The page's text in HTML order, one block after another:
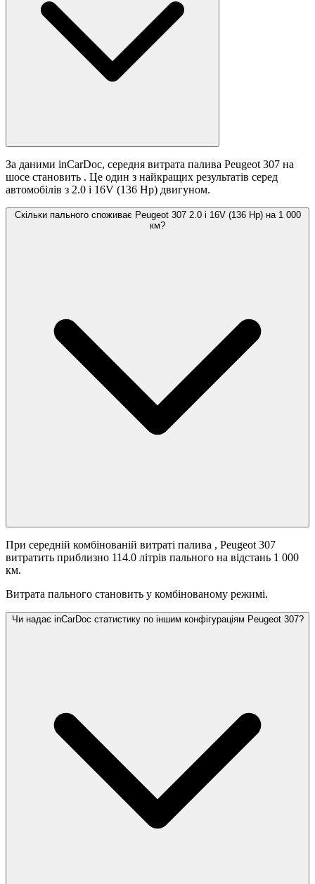
За даними inCarDoc, середня витрата палива Peugeot 307 на
шосе становить . Це один з найкращих результатів серед
автомобілів з 2.0 i 16V (136 Hp) двигуном.
Скільки пального споживає Peugeot 307 2.0 i 16V (136 Hp) на 1 000
км?
При середній комбінованій витраті палива , Peugeot 307
витратить приблизно 114.0 літрів пального на відстань 1 000
км.
Витрата пального становить у комбінованому режимі.
Чи надає inCarDoc статистику по іншим конфігураціям Peugeot 307?